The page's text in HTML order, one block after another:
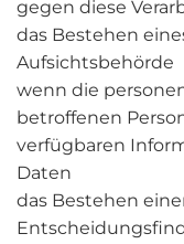
gegen diese
das Bestehen
Aufsichtsbehörde
wenn die
betroffenen
verfügbaren
Daten
das Bestehen